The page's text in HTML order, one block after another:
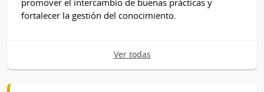
promover el intercambio de buenas prácticas y
fortalecer la gestión del conocimiento.
Ver todas